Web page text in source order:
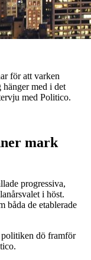
för att varken
med i det
med Politico.
mark
progressiva,
i höst.
båda de etablerade
dö framför